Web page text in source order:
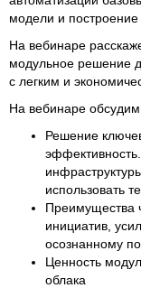
модели и построение
На вебинаре
модульное решение
с легким и
На вебинаре
Решение
использовать
Преимущества
инициатив,
осознанному
Ценность
облака